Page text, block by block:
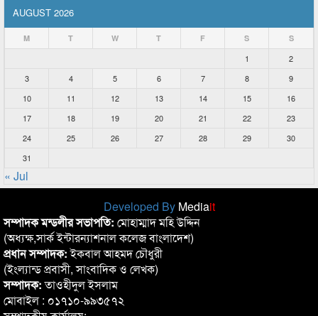
AUGUST 2026
M T W T F S S
1
2
3
4 5 6 7 8
9
10
11 12 13 14 15
16
17
18 19 20 21 22
23
24
25 26 27 28 29
30
31
« Jul
Developed By Mediait
সম্পাদক মন্ডলীর সভাপতি: মোহাম্মাদ মহি উদ্দিন
(অধ্যক্ষ,সার্ক ইন্টারন্যাশনাল কলেজ বাংলাদেশ)
প্রধান সম্পাদক:ইকবাল আহমদ চৌধুরী
(ইংল্যান্ড প্রবাসী, সাংবাদিক ও লেখক)
সম্পাদক:তাওহীদুল ইসলাম
মোবাইল : ০১৭১০-৯৯৩৫৭২